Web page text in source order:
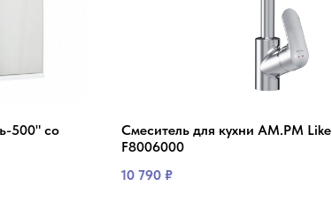
500" со
Смеситель для кухни AM.PM Like
F8006000
10 790 ₽